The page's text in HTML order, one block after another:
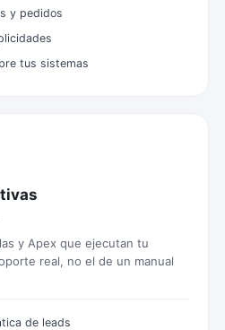
y pedidos
tus sistemas
y Apex que ejecutan tu
real, no el de un manual
de leads